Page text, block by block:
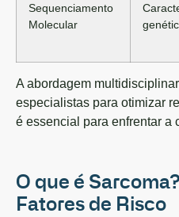
Sequenciamento
Molecular
A abordagem
especialistas para otimizar
é essencial para enfrentar a
O que é
Fatores de Risco